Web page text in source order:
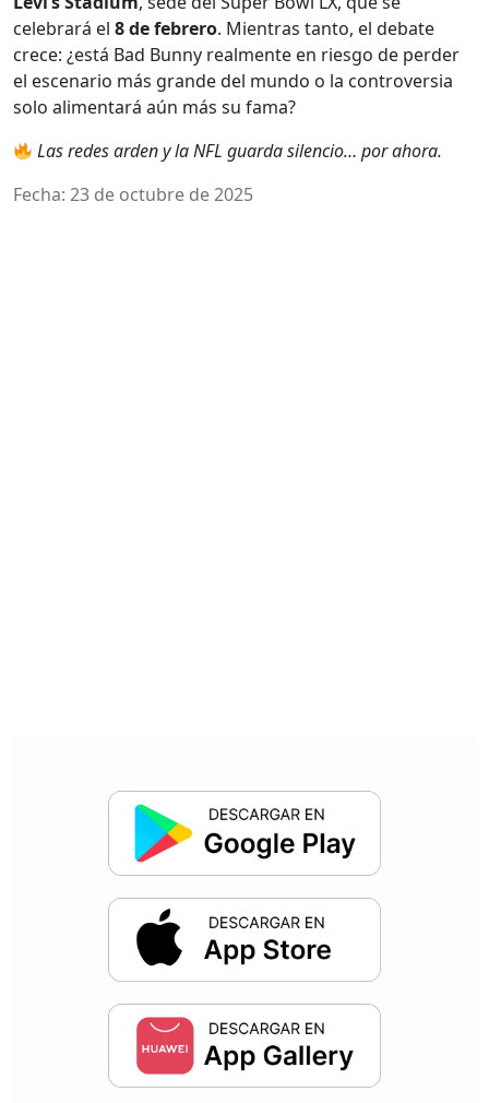
celebrará el 8 de febrero. Mientras tanto, el debate
crece: ¿está Bad Bunny realmente en riesgo de perder
el escenario más grande del mundo o la controversia
solo alimentará aún más su fama?
Las redes arden y la NFL guarda silencio… por ahora.
Fecha: 23 de octubre de 2025